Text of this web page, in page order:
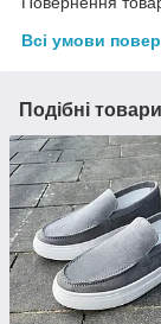
Всі умови
Подібні